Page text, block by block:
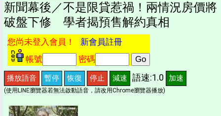
新聞幕後／不是限貸惹禍！兩情況房價將
破盤下修 學者揭預售解約真相
您尚未登入會員！ 新會員註冊
帳號
密碼
播放語音 暫停 恢復 停止 減速 語速:1.0 加速
(使用LINE瀏覽器若無法啟動語音，請改用Chrome瀏覽器播放)